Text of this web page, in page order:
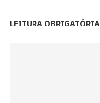
LEITURA OBRIGATÓRIA